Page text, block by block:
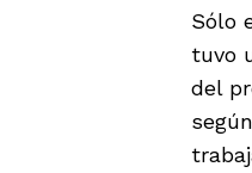
Sólo
tuvo
del